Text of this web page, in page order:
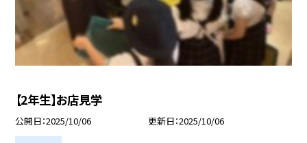
【2年生】お店見学
公開日 2025/10/06 更新日 2025/10/06